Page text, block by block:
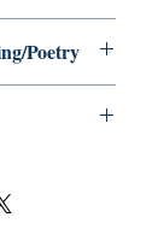
Poetry